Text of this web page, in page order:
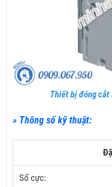
Thiết bị đóng cắt
» Thông số kỹ thuật:
Số cực: